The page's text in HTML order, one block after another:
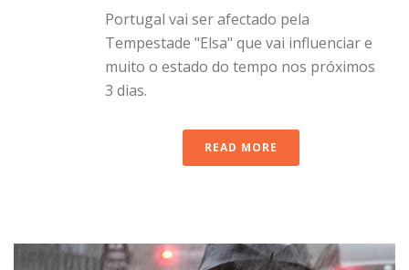
Portugal vai ser afectado pela
Tempestade "Elsa" que vai influenciar e
muito o estado do tempo nos próximos
3 dias.
READ MORE